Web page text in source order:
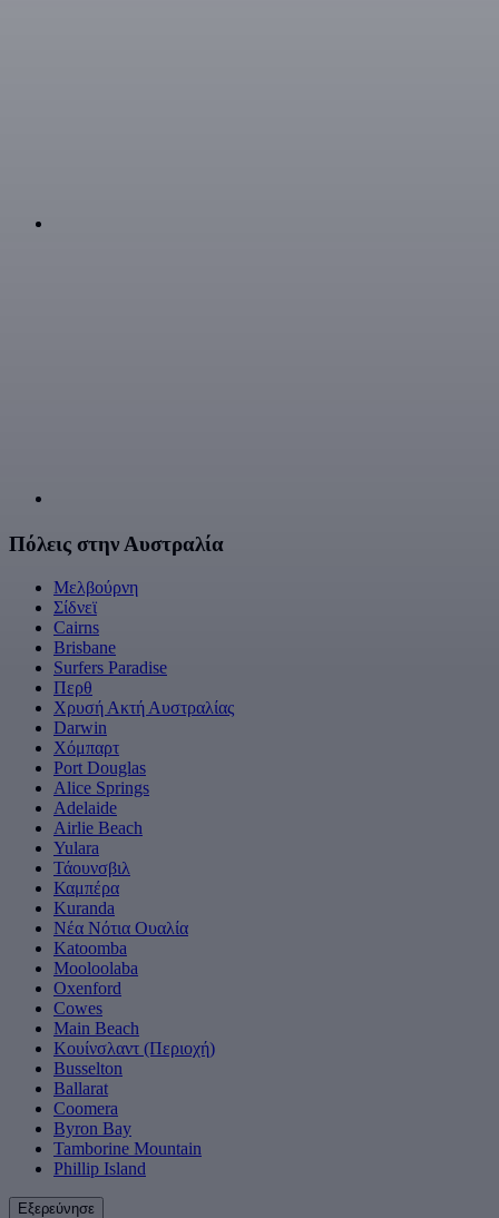
Πόλεις στην Αυστραλία
Μελβούρνη
Σίδνεϊ
Cairns
Brisbane
Surfers Paradise
Περθ
Χρυσή Ακτή Αυστραλίας
Darwin
Χόμπαρτ
Port Douglas
Alice Springs
Adelaide
Airlie Beach
Yulara
Τάουνσβιλ
Καμπέρα
Kuranda
Νέα Νότια Ουαλία
Katoomba
Mooloolaba
Oxenford
Cowes
Main Beach
Κουίνσλαντ (Περιοχή)
Busselton
Ballarat
Coomera
Byron Bay
Tamborine Mountain
Phillip Island
Εξερεύνησε